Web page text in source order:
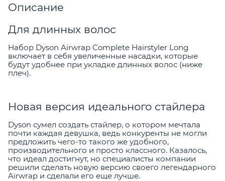
Описание
Для длинных волос
Набор Dyson Airwrap Complete Hairstyler Long
включает в себя увеличенные насадки, которые
будут удобнее при укладке длинных волос (ниже
плеч).
Новая версия идеального стайлера
Dyson сумел создать стайлер, о котором мечтала
почти каждая девушка, ведь конкуренты не могли
предложить чего-то такого же удобного,
производительного и просто классного. Казалось,
что идеал достигнут, но специалисты компании
решили сделать новую версию своего легендарного
Airwrap и сделали его еще лучше.